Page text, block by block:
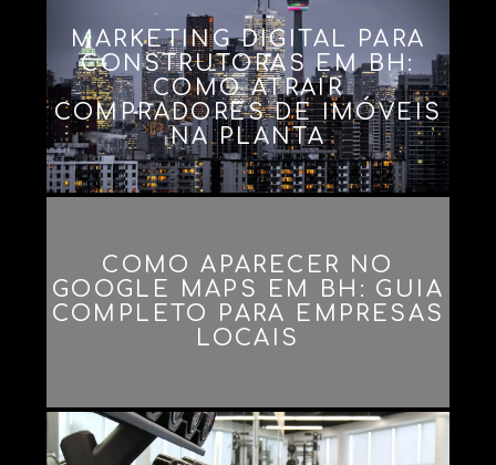
MARKETING DIGITAL PARA
CONSTRUTORAS EM BH:
COMO ATRAIR
COMPRADORES DE IMÓVEIS
NA PLANTA
COMO APARECER NO
GOOGLE MAPS EM BH: GUIA
COMPLETO PARA EMPRESAS
LOCAIS